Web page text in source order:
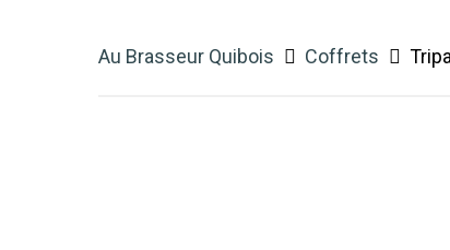
Au Brasseur Quibois Coffrets